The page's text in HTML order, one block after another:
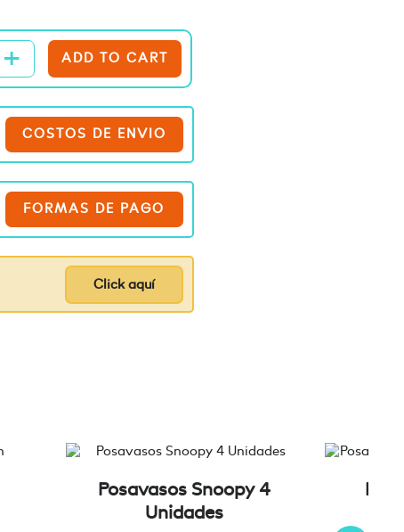
+ ADD TO CART
COSTOS DE ENVIO
FORMAS DE PAGO
Click aquí
Posavasos Snoopy 4
Unidades